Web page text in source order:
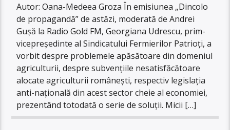
Autor: Oana-Medeea Groza În emisiunea „Dincolo
de propagandă” de astăzi, moderată de Andrei
Gușă la Radio Gold FM, Georgiana Udrescu, prim-
vicepreședinte al Sindicatului Fermierilor Patrioți, a
vorbit despre problemele apăsătoare din domeniul
agriculturii, despre subvențiile nesatisfăcătoare
alocate agriculturii românești, respectiv legislația
anti-națională din acest sector cheie al economiei,
prezentând totodată o serie de soluții. Micii […]